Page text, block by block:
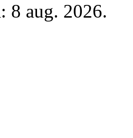
8 aug. 2026.